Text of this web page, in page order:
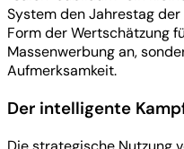
System den Jahrestag
Form der Wertschätzung
Massenwerbung an,
Aufmerksamkeit.
Der intelligente